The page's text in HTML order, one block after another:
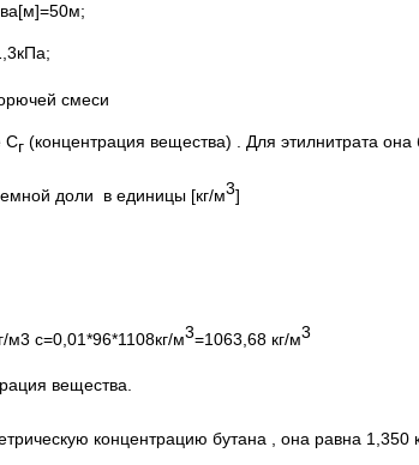
смеси
Сг (концентрация вещества) . Для этилнитрата она
доли в единицы [кг/м3]
м3 с=0,01*96*1108кг/м3=1063,68 кг/м3
вещества.
концентрацию бутана , она равна 1,350